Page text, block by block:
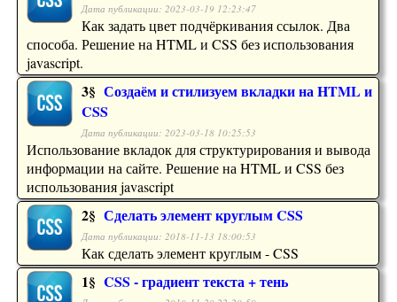
Дата публикации: 2023-03-19 12:23:47
Как задать цвет подчёркивания ссылок. Два
способа. Решение на HTML и CSS без использования
javascript.
3§ Создаём и стилизуем вкладки на HTML и
CSS
Дата публикации: 2023-03-18 10:25:53
Использование вкладок для структурирования и вывода
информации на сайте. Решение на HTML и CSS без
использования javascript
2§ Сделать элемент круглым CSS
Дата публикации: 2018-11-13 18:00:53
Как сделать элемент круглым - CSS
1§ CSS - градиент текста + тень